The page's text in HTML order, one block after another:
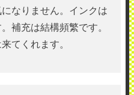
なりません。インクは
補充は結構頻繁です。
てくれます。